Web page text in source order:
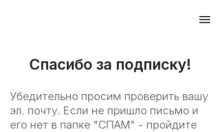
Спасибо за подписку!
Убедительно просим проверить вашу
эл. почту. Если не пришло письмо и
его нет в папке "СПАМ" - пройдите